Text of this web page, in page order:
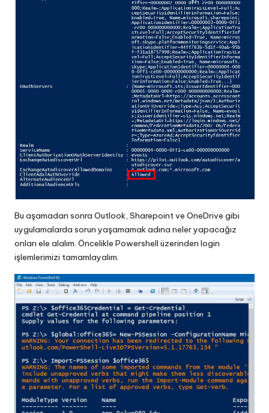
Bu aşamadan sonra Outlook, Sharepoint ve OneDrive gibi
uygulamalarda sorun yaşamamak adına neler yapacağız
onları ele alalım. Öncelikle Powershell üzerinden login
işlemlerimizi tamamlayalım.